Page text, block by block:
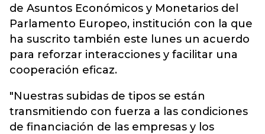
de Asuntos Económicos y Monetarios del
Parlamento Europeo, institución con la que
ha suscrito también este lunes un acuerdo
para reforzar interacciones y facilitar una
cooperación eficaz.
"Nuestras subidas de tipos se están
transmitiendo con fuerza a las condiciones
de financiación de las empresas y los